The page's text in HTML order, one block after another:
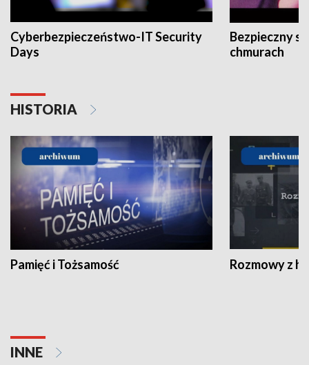
Cyberbezpieczeństwo-IT Security
Days
Bezpieczny
chmurach
HISTORIA
Pamięć i Tożsamość Rozmowy z
INNE